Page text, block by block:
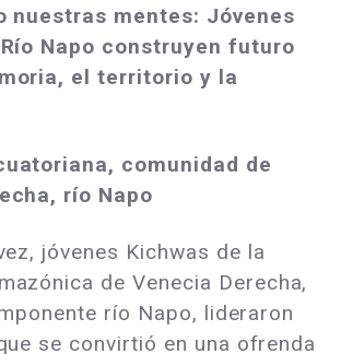
nuestras mentes: Jóvenes
Napo construyen futuro
el territorio y la
comunidad de
río Napo
jóvenes Kichwas de la
de Venecia Derecha,
río Napo, lideraron
se convirtió en una ofrenda